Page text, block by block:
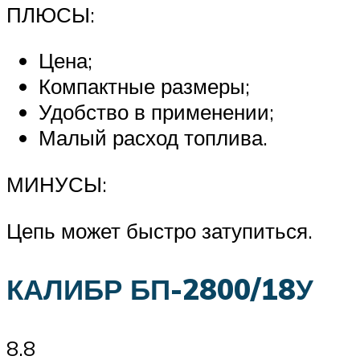
ПЛЮСЫ:
Цена;
Компактные размеры;
Удобство в применении;
Малый расход топлива.
МИНУСЫ:
Цепь может быстро затупиться.
КАЛИБР БП-2800/18У
8.8